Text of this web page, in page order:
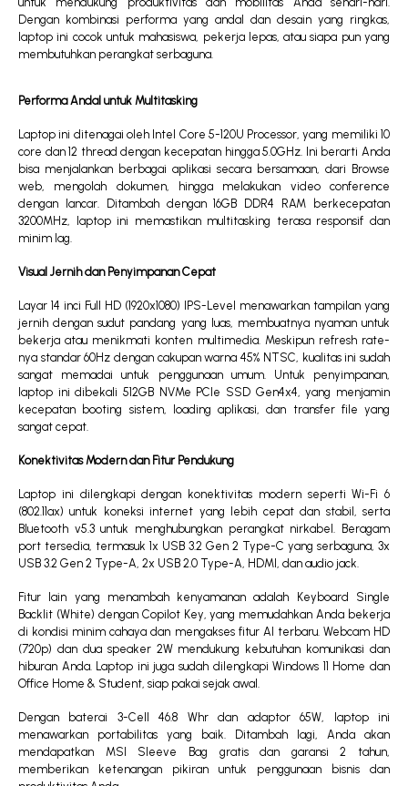
Dengan kombinasi performa yang andal dan desain yang ringkas,
laptop ini cocok untuk mahasiswa, pekerja lepas, atau siapa pun yang
membutuhkan perangkat serbaguna.
Performa Andal untuk Multitasking
Laptop ini ditenagai oleh Intel Core 5-120U Processor, yang memiliki 10
core dan 12 thread dengan kecepatan hingga 5.0GHz. Ini berarti Anda
bisa menjalankan berbagai aplikasi secara bersamaan, dari Browse
web, mengolah dokumen, hingga melakukan video conference
dengan lancar. Ditambah dengan 16GB DDR4 RAM berkecepatan
3200MHz, laptop ini memastikan multitasking terasa responsif dan
minim lag.
Visual Jernih dan Penyimpanan Cepat
Layar 14 inci Full HD (1920x1080) IPS-Level menawarkan tampilan yang
jernih dengan sudut pandang yang luas, membuatnya nyaman untuk
bekerja atau menikmati konten multimedia. Meskipun refresh rate-
nya standar 60Hz dengan cakupan warna 45% NTSC, kualitas ini sudah
sangat memadai untuk penggunaan umum. Untuk penyimpanan,
laptop ini dibekali 512GB NVMe PCIe SSD Gen4x4, yang menjamin
kecepatan booting sistem, loading aplikasi, dan transfer file yang
sangat cepat.
Konektivitas Modern dan Fitur Pendukung
Laptop ini dilengkapi dengan konektivitas modern seperti Wi-Fi 6
(802.11ax) untuk koneksi internet yang lebih cepat dan stabil, serta
Bluetooth v5.3 untuk menghubungkan perangkat nirkabel. Beragam
port tersedia, termasuk 1x USB 3.2 Gen 2 Type-C yang serbaguna, 3x
USB 3.2 Gen 2 Type-A, 2x USB 2.0 Type-A, HDMI, dan audio jack.
Fitur lain yang menambah kenyamanan adalah Keyboard Single
Backlit (White) dengan Copilot Key, yang memudahkan Anda bekerja
di kondisi minim cahaya dan mengakses fitur AI terbaru. Webcam HD
(720p) dan dua speaker 2W mendukung kebutuhan komunikasi dan
hiburan Anda. Laptop ini juga sudah dilengkapi Windows 11 Home dan
Office Home & Student, siap pakai sejak awal.
Dengan baterai 3-Cell 46.8 Whr dan adaptor 65W, laptop ini
menawarkan portabilitas yang baik. Ditambah lagi, Anda akan
mendapatkan MSI Sleeve Bag gratis dan garansi 2 tahun,
memberikan ketenangan pikiran untuk penggunaan bisnis dan